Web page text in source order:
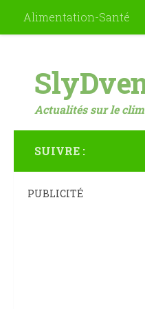
Skip to content
Alimentation-Santé
Actualités sur le
SUIVRE :
PUBLICITÉ